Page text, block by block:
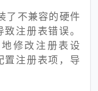
了不兼容的硬件
注册表错误。
修改注册表设
置注册表项，导